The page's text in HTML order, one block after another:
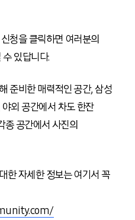
청을 클릭하면 여러분의
있답니다.
준비한 매력적인 공간, 삼성
야외 공간에서 차도 한잔
종 공간에서 사진의
한 자세한 정보는 여기서 꼭